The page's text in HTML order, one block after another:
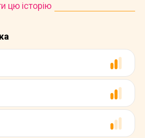
цю історію